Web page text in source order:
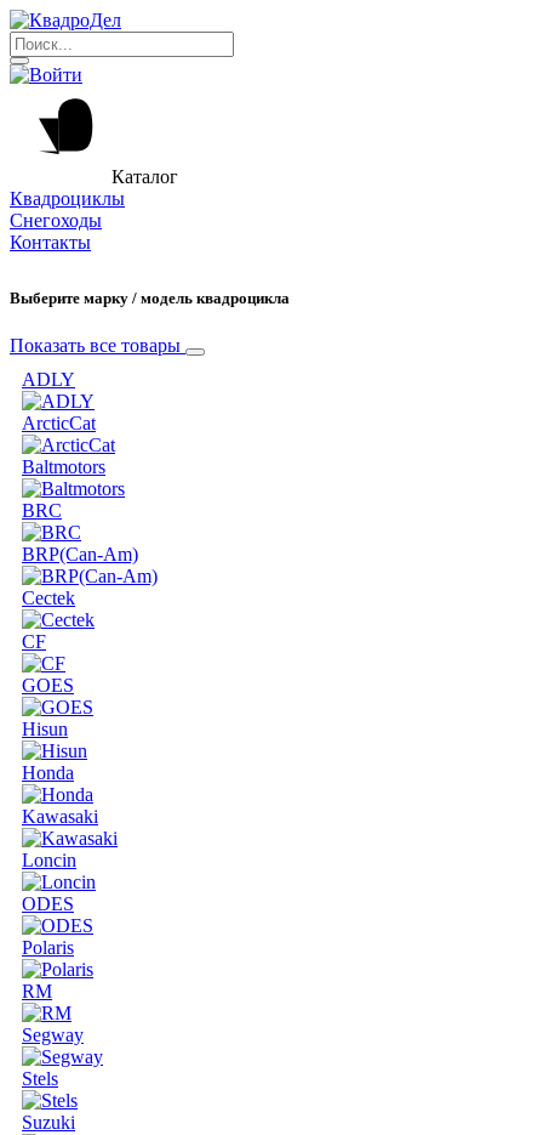
Каталог
Квадроциклы
Снегоходы
Контакты
Выберите марку / модель квадроцикла
Показать все товары
ADLY
ArcticCat
Baltmotors
BRC
BRP(Can-Am)
Cectek
CF
GOES
Hisun
Honda
Kawasaki
Loncin
ODES
Polaris
RM
Segway
Stels
Suzuki